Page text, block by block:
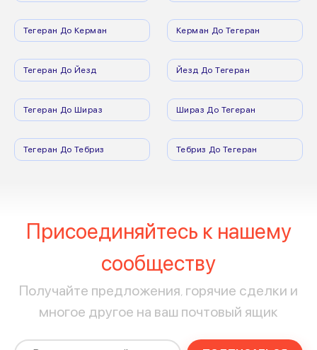
Тегеран До Керман Керман До Тегеран
Тегеран До Йезд Йезд До Тегеран
Тегеран До Шираз Шираз До Тегеран
Тегеран До Тебриз Тебриз До Тегеран
Присоединяйтесь к нашему
сообществу
Получайте предложения, горячие сделки и
многое другое на ваш почтовый ящик